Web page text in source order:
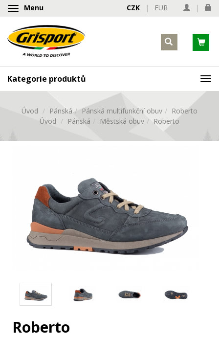
Zobrazit/skrýt
Menu CZK | EUR |
Kategorie produktů
Úvod Pánská Pánská multifunkční obuv
Roberto
Úvod
Pánská Městská obuv Roberto
Roberto